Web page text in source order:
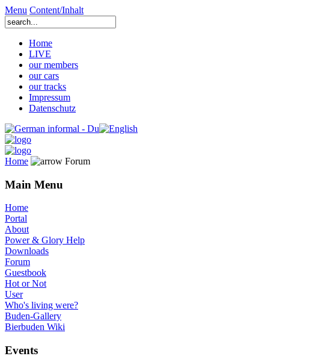
Menu Content/Inhalt
Home
LIVE
our members
our cars
our tracks
Impressum
Datenschutz
Home Forum
Main Menu
Home
Portal
About
Power & Glory Help
Downloads
Forum
Guestbook
Hot or Not
User
Who's living were?
Buden-Gallery
Bierbuden Wiki
Events